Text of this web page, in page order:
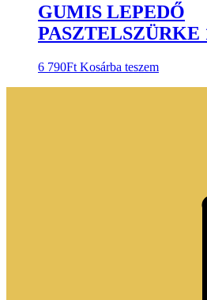
GUMIS LEPEDŐ
PASZTELSZÜRKE
6 790Ft Kosárba teszem